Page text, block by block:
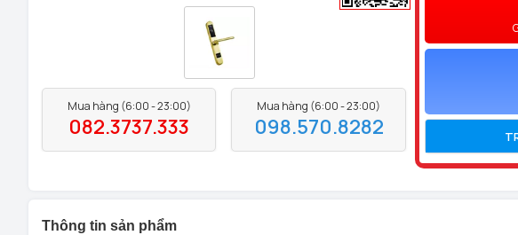
Mua hàng (6:00 - 23:00)
082.3737.333
Mua hàng (6:00 - 23:00)
098.570.8282
Thông tin sản phẩm